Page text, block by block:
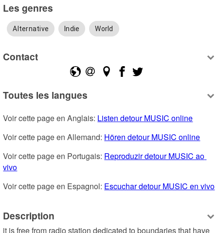
Les genres
Alternative Indie World
Contact
Toutes les langues
Voir cette page en Anglais: Listen detour MUSIC online
Voir cette page en Allemand: Hören detour MUSIC online
Voir cette page en Portugais: Reproduzir detour MUSIC ao
vivo
Voir cette page en Espagnol: Escuchar detour MUSIC en vivo
Description
it is free from radio station dedicated to boundaries that have